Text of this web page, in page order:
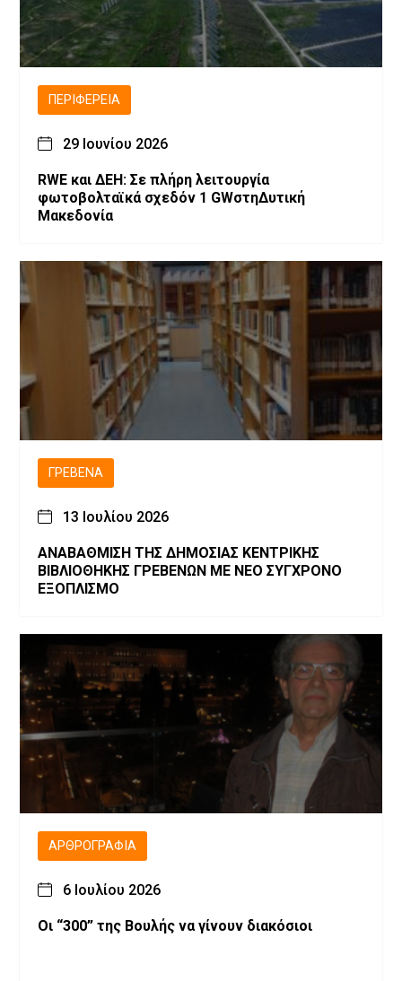
ΠΕΡΙΦΈΡΕΙΑ
29 Ιουνίου 2026
RWE και ΔΕΗ: Σε πλήρη λειτουργία
φωτοβολταϊκά σχεδόν 1 GWστηΔυτική
Μακεδονία
ΓΡΕΒΕΝΆ
13 Ιουλίου 2026
ΑΝΑΒΑΘΜΙΣΗ ΤΗΣ ΔΗΜΟΣΙΑΣ ΚΕΝΤΡΙΚΗΣ
ΒΙΒΛΙΟΘΗΚΗΣ ΓΡΕΒΕΝΩΝ ΜΕ ΝΕΟ ΣΥΓΧΡΟΝΟ
ΕΞΟΠΛΙΣΜΟ
ΑΡΘΡΟΓΡΑΦΊΑ
6 Ιουλίου 2026
Οι “300” της Βουλής να γίνουν διακόσιοι